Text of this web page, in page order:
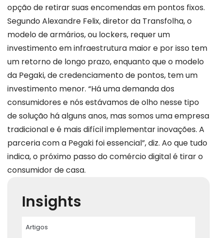
opção de retirar suas encomendas em pontos fixos.
Segundo Alexandre Felix, diretor da Transfolha, o
modelo de armários, ou lockers, requer um
investimento em infraestrutura maior e por isso tem
um retorno de longo prazo, enquanto que o modelo
da Pegaki, de credenciamento de pontos, tem um
investimento menor. “Há uma demanda dos
consumidores e nós estávamos de olho nesse tipo
de solução há alguns anos, mas somos uma empresa
tradicional e é mais difícil implementar inovações. A
parceria com a Pegaki foi essencial”, diz. Ao que tudo
indica, o próximo passo do comércio digital é tirar o
consumidor de casa.
Insights
Artigos